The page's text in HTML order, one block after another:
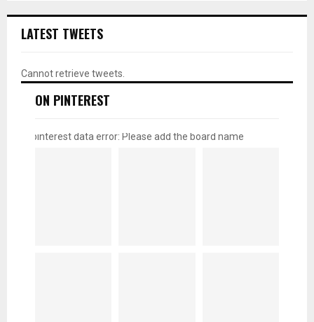
LATEST TWEETS
Cannot retrieve tweets.
ON PINTEREST
pinterest data error: Please add the board name